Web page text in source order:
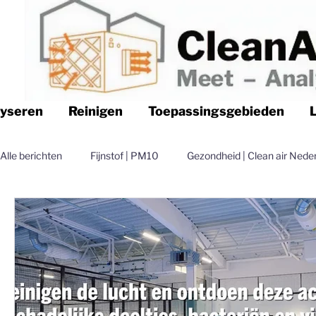
Reinigen Toepassingsgebieden
Alle berichten Fijnstof | PM10 Gezondheid | Clean air
Logistiek | Clean air Nederland Luchtfilteren | Clean air
Magazijn | Clean air Nederland Distributie | Clean air